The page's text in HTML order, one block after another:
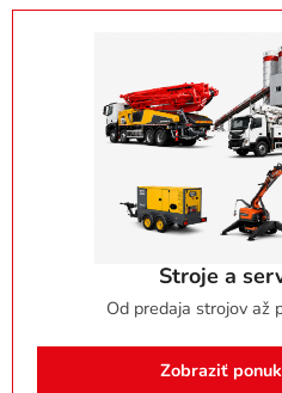
Stroje a
Od predaja strojov až
Zobraziť